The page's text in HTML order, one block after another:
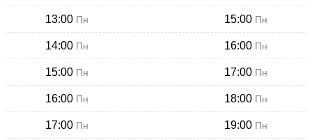
13:00 Пн 15:00 Пн
14:00 Пн 16:00 Пн
15:00 Пн 17:00 Пн
16:00 Пн 18:00 Пн
17:00 Пн 19:00 Пн